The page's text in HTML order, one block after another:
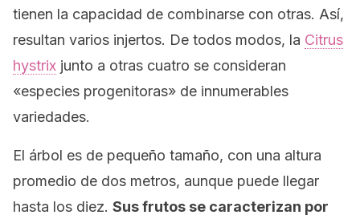
tienen la capacidad de combinarse con otras. Así,
resultan varios injertos. De todos modos, la Citrus
hystrix junto a otras cuatro se consideran
«especies progenitoras» de innumerables
variedades.
El árbol es de pequeño tamaño, con una altura
promedio de dos metros, aunque puede llegar
hasta los diez. Sus frutos se caracterizan por